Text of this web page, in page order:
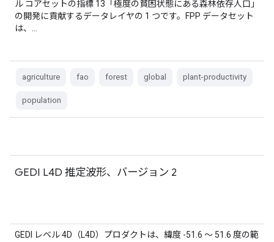
ル コアセットの指標 13「極度の貧困状態にある森林依存人口」
の開発に貢献するデータレイヤの 1 つです。FPP データセット
は、…
agriculture fao forest global plant-productivity
population
GEDI L4D 推定波形、バージョン 2
GEDI レベル 4D（L4D）プロダクトは、緯度 -51.6 ～ 51.6 度の範